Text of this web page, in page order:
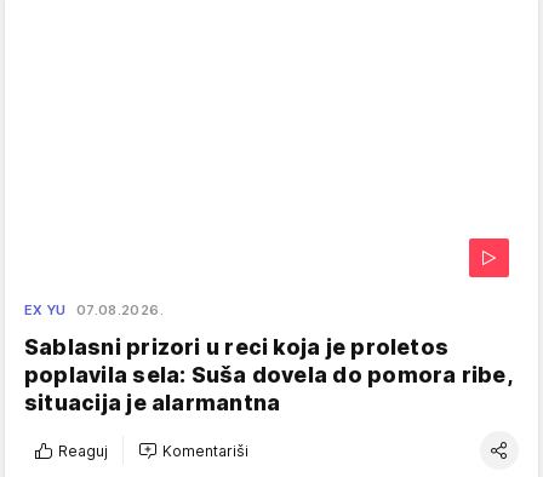
EX YU 07.08.2026.
Sablasni prizori u reci koja je proletos
poplavila sela: Suša dovela do pomora ribe,
situacija je alarmantna
Reaguj Komentariši